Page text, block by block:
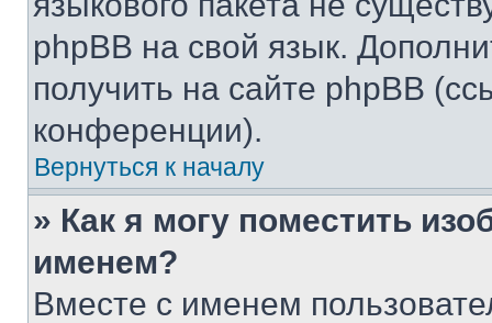
phpBB на свой язык.
получить на сайте phpBB
конференции).
Вернуться к началу
» Как я могу поместить
именем?
Вместе с именем